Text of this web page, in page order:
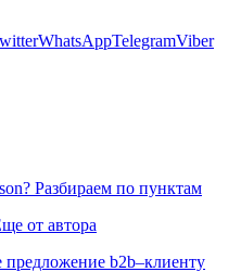
WhatsAppTelegramViber
Разбираем по пунктам
от автора
предложение b2b–клиенту